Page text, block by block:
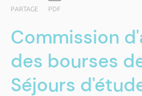
PARTAGE PDF
Commission
des bourses
Séjours